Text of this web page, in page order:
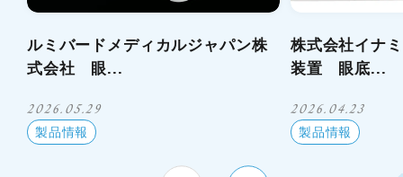
ルミバードメディカルジャパン株
式会社 眼...
2026.05.29
製品情報
株式会社イナ
装置 眼底...
2026.04.23
製品情報